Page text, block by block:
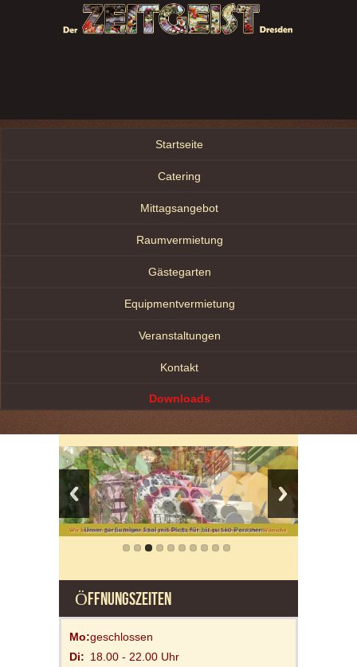
Startseite
Catering
Mittagsangebot
Raumvermietung
Gästegarten
Equipmentvermietung
Veranstaltungen
Kontakt
Downloads
ÖFFNUNGSZEITEN
Mo:geschlossen
Di: 18.00 - 22.00 Uhr